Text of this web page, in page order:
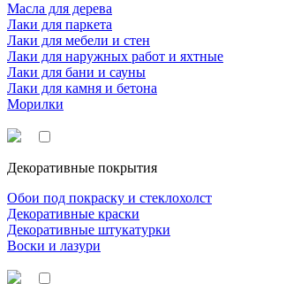
Масла для дерева
Лаки для паркета
Лаки для мебели и стен
Лаки для наружных работ и яхтные
Лаки для бани и сауны
Лаки для камня и бетона
Морилки
Декоративные покрытия
Обои под покраску и стеклохолст
Декоративные краски
Декоративные штукатурки
Воски и лазури